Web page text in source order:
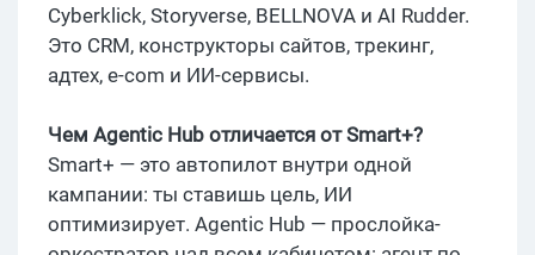
Cyberklick, Storyverse, BELLNOVA и AI Rudder.
Это CRM, конструкторы сайтов, трекинг,
адтех, e-com и ИИ-сервисы.
Чем Agentic Hub отличается от Smart+?
Smart+ — это автопилот внутри одной
кампании: ты ставишь цель, ИИ
оптимизирует. Agentic Hub — прослойка-